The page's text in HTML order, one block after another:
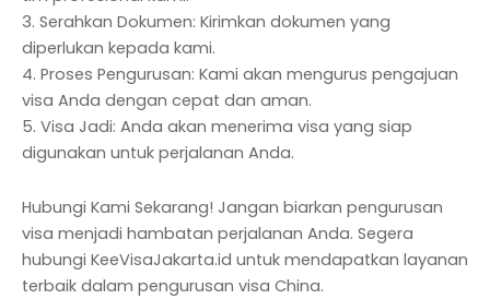
3. Serahkan Dokumen: Kirimkan dokumen yang
diperlukan kepada kami.
4. Proses Pengurusan: Kami akan mengurus pengajuan
visa Anda dengan cepat dan aman.
5. Visa Jadi: Anda akan menerima visa yang siap
digunakan untuk perjalanan Anda.
Hubungi Kami Sekarang! Jangan biarkan pengurusan
visa menjadi hambatan perjalanan Anda. Segera
hubungi KeeVisaJakarta.id untuk mendapatkan layanan
terbaik dalam pengurusan visa China.